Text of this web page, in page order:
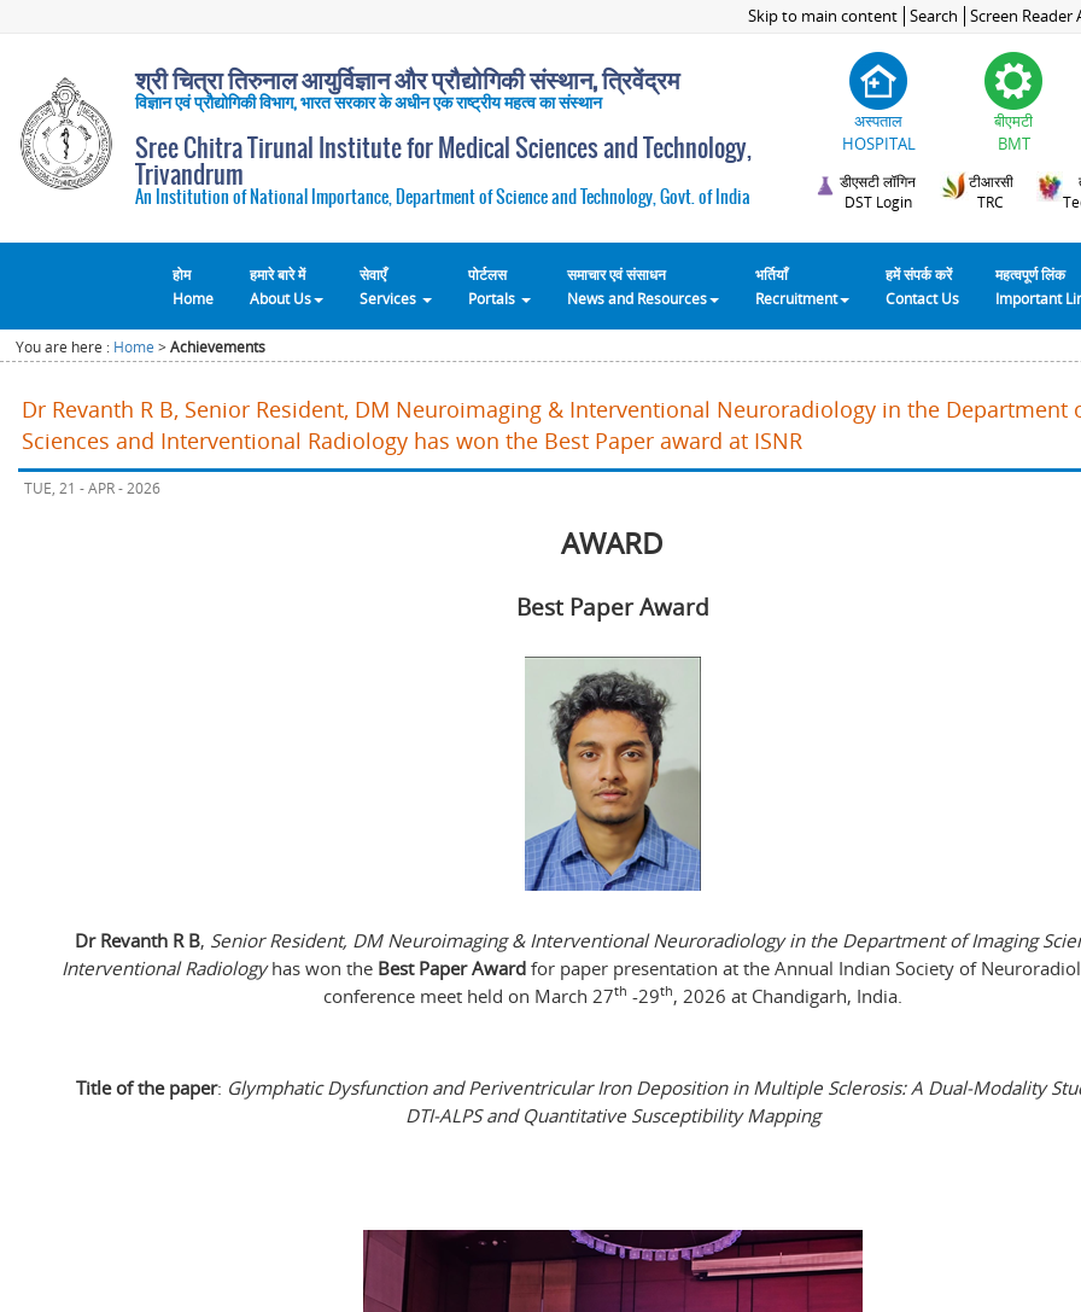
Skip to main content Search Screen Reader
श्री चित्रा तिरुनाल आयुर्विज्ञान और प्रौद्योगिकी संस्थान, त्रिवेंद्रम
विज्ञान एवं प्रौद्योगिकी विभाग, भारत सरकार के अधीन एक राष्ट्रीय महत्व का संस्थान
Sree Chitra Tirunal Institute for Medical Sciences and Technology,
Trivandrum
An Institution of National Importance, Department of Science and Technology, Govt. of India
अस्पताल
HOSPITAL
बीएमटी
BMT
डीएसटी लॉगिन
DST Login
टीआरसी
TRC
होम
Home
हमारे बारे में
About Us
सेवाएँ
Services
पोर्टलस
Portals
समाचार एवं संसाधन
News and Resources
भर्तियाँ
Recruitment
हमें संपर्क करें
Contact Us
महत्वपूर्ण लिंक
Important
You are here : Home >Achievements
Dr Revanth R B, Senior Resident, DM Neuroimaging & Interventional Neuroradiology in the Department
Sciences and Interventional Radiology has won the Best Paper award at ISNR
TUE, 21 - APR - 2026
AWARD
Best Paper Award
Dr Revanth R B, Senior Resident, DM Neuroimaging & Interventional Neuroradiology in the Department of Imaging
Interventional Radiologyhas won the Best Paper Awardfor paper presentation at the Annual Indian Society of
conference meet held on March 27th -29th, 2026 at Chandigarh, India.
Title of the paper: Glymphatic Dysfunction and Periventricular Iron Deposition in Multiple Sclerosis: A Dual-Modality
DTI-ALPS and Quantitative Susceptibility Mapping